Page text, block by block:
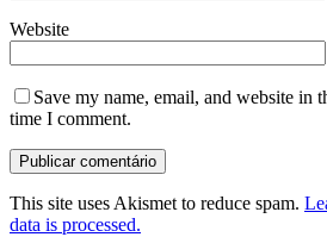
Website
Save my name, email, and website in
time I comment.
This site uses Akismet to reduce spam.
data is processed.